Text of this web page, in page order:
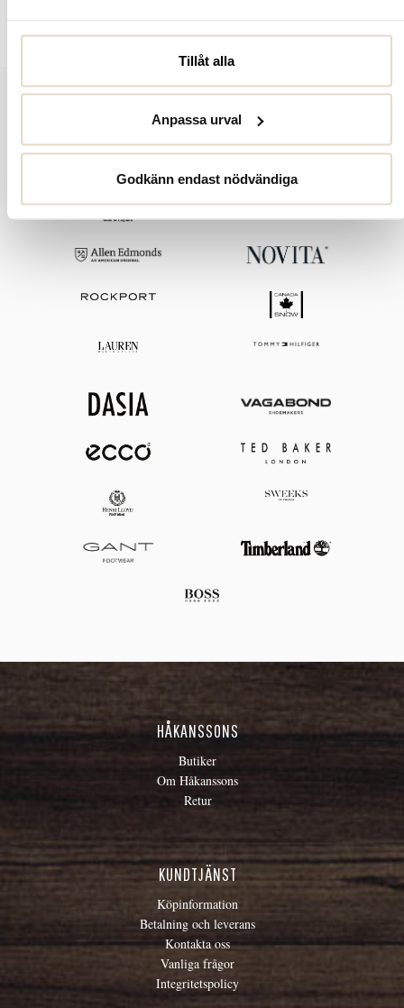
Tillåt alla
Anpassa urval
Godkänn endast nödvändiga
HÅKANSSONS
Butiker
Om Håkanssons
Retur
KUNDTJÄNST
Köpinformation
Betalning och leverans
Kontakta oss
Vanliga frågor
Integritetspolicy